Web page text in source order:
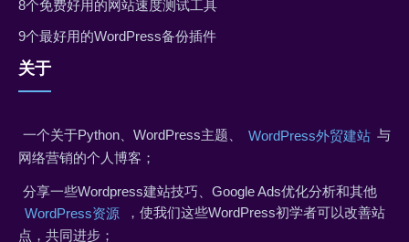
8个免费好用的网站速度测试工具
9个最好用的WordPress备份插件
关于
一个关于Python、WordPress主题、 WordPress外贸建站 与
网络营销的个人博客；
分享一些Wordpress建站技巧、Google Ads优化分析和其他
WordPress资源
，使我们这些WordPress初学者可以改善站
点，共同进步；